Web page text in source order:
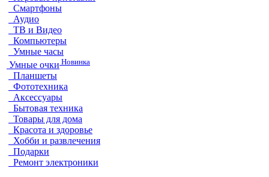
Смартфоны
Аудио
ТВ и Видео
Компьютеры
Умные часы
Умные очки Новинка
Планшеты
Фототехника
Аксессуары
Бытовая техника
Товары для дома
Красота и здоровье
Хобби и развлечения
Подарки
Ремонт электроники